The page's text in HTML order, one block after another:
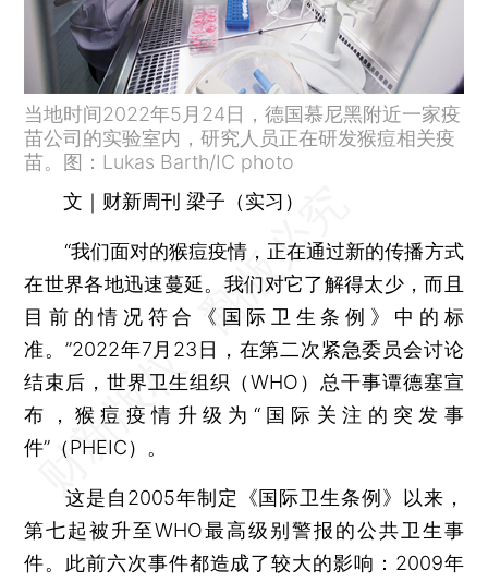
当地时间2022年5月24日，德国慕尼黑附近一家疫
苗公司的实验室内，研究人员正在研发猴痘相关疫
苗。图：Lukas Barth/IC photo
文｜财新周刊 梁子（实习）
“我们面对的猴痘疫情，正在通过新的传播方式
在世界各地迅速蔓延。我们对它了解得太少，而且
目前的情况符合《国际卫生条例》中的标
准。”2022年7月23日，在第二次紧急委员会讨论
结束后，世界卫生组织（WHO）总干事谭德塞宣
布，猴痘疫情升级为“国际关注的突发事
件”（PHEIC）。
这是自2005年制定《国际卫生条例》以来，
第七起被升至WHO最高级别警报的公共卫生事
件。此前六次事件都造成了较大的影响：2009年